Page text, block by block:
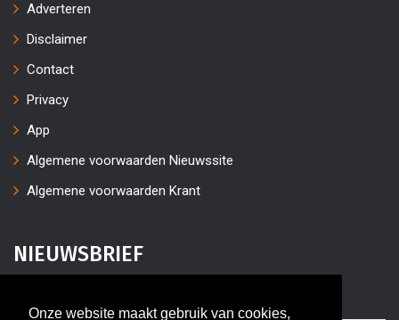
Onze website maakt gebruik van cookies,
Adverteren
Disclaimer
Contact
Privacy
App
Algemene voorwaarden Nieuwssite
Algemene voorwaarden Krant
NIEUWSBRIEF